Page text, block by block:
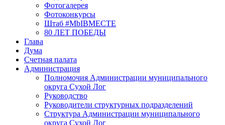
Фотогалерея
Фотоконкурсы
Штаб #MbIBMECTE
80 ЛЕТ ПОБЕДЫ
Глава
Дума
Счетная палата
Администрация
Полномочия Администрации муниципального
округа Сухой Лог
Руководство
Руководители структурных подразделений
Структура Администрации муниципального
округа Сухой Лог